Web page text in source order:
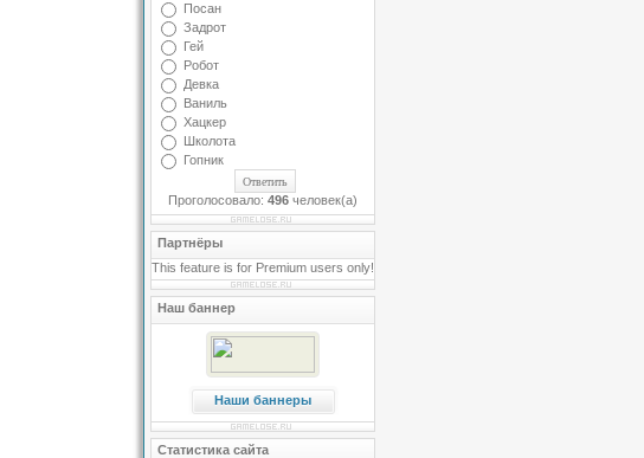
Посан
Задрот
Гей
Робот
Девка
Ваниль
Хацкер
Школота
Гопник
Проголосовало: 496 человек(а)
Партнёры
This feature is for Premium users only!
Наш баннер
Наши баннеры
Статистика сайта